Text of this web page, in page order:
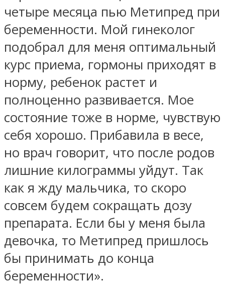
четыре месяца пью Метипред при
беременности. Мой гинеколог
подобрал для меня оптимальный
курс приема, гормоны приходят в
норму, ребенок растет и
полноценно развивается. Мое
состояние тоже в норме, чувствую
себя хорошо. Прибавила в весе,
но врач говорит, что после родов
лишние килограммы уйдут. Так
как я жду мальчика, то скоро
совсем будем сокращать дозу
препарата. Если бы у меня была
девочка, то Метипред пришлось
бы принимать до конца
беременности».